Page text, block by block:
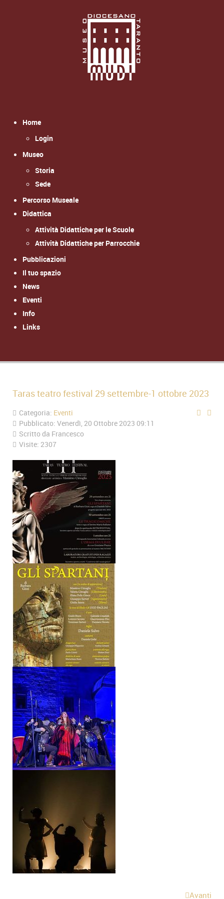
Home
Login
Museo
Storia
Sede
Percorso Museale
Didattica
Attività Didattiche per le Scuole
Attività Didattiche per Parrocchie
Pubblicazioni
Il tuo spazio
News
Eventi
Info
Links
Taras teatro festival 29 settembre-1 ottobre 2023
Categoria: Eventi
Pubblicato: Venerdì, 20 Ottobre 2023 09:11
Scritto da Francesco
Visite: 2307
Avanti